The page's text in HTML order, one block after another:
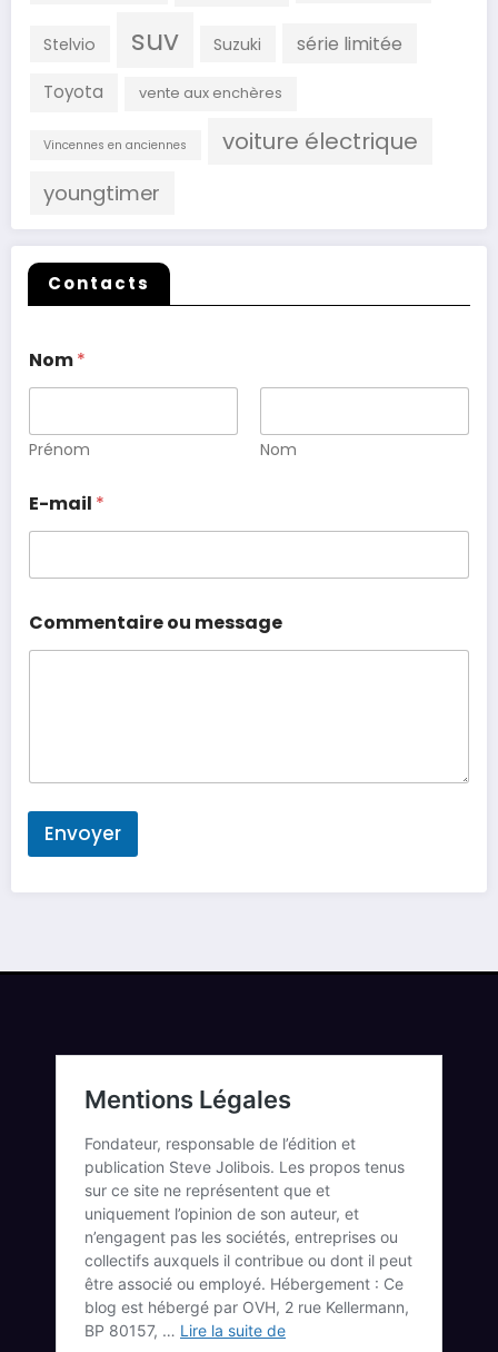
Stelvio suv Suzuki série limitée
Toyota vente aux enchères
Vincennes en anciennes voiture électrique
youngtimer
Contacts
Nom*
Prénom Nom
E-mail *
Commentaire ou message
Envoyer